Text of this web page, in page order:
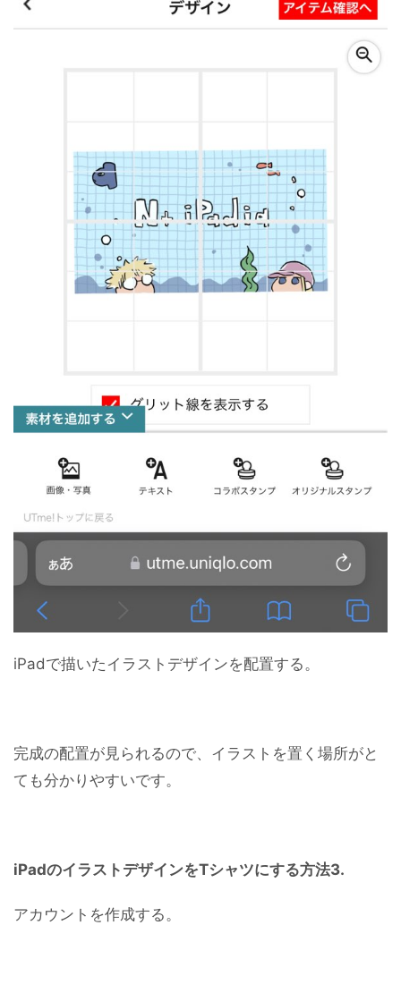
iPadで描いたイラストデザインを配置する。
完成の配置が見られるので、イラストを置く場所がと
ても分かりやすいです。
iPadのイラストデザインをTシャツにする方法3.
アカウントを作成する。